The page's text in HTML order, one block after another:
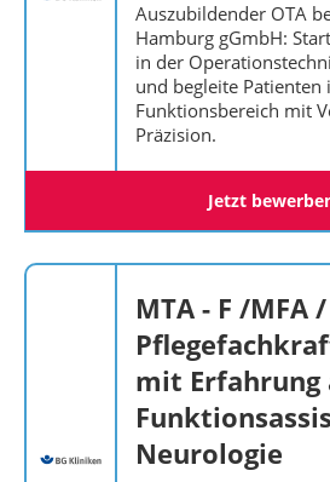
Auszubildender OTA
Hamburg gGmbH:
in der
und begleite Patienten
Funktionsbereich mit
Präzision.
Jetzt
MTA - F /MFA /
mit Erfahrung
Neurologie